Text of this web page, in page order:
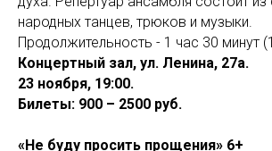
народных танцев, трюков и музыки.
Продолжительность - 1 час 30 минут
Концертный зал, ул. Ленина, 27а.
23 ноября, 19:00.
Билеты: 900 – 2500 руб.
«Не буду просить прощения» 6+